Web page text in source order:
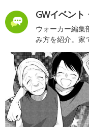
GWイベント
ウォーカー編集
み方を紹介。家